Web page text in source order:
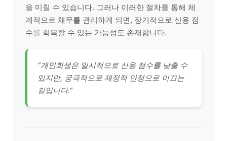
을 미칠 수 있습니다. 그러나 이러한 절차를 통해 체
계적으로 채무를 관리하게 되면, 장기적으로 신용 점
수를 회복할 수 있는 가능성도 존재합니다.
“개인회생은 일시적으로 신용 점수를 낮출 수
있지만, 궁극적으로 재정적 안정으로 이끄는
길입니다.”